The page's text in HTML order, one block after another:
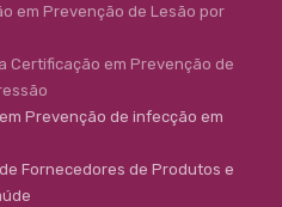
em Prevenção de Lesão por
Certificação em Prevenção de
Prevenção de infecção em
Fornecedores de Produtos e